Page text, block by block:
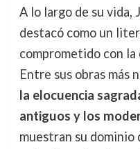
A lo largo de su vida,
destacó como un
comprometido con
Entre sus obras más
la elocuencia
antiguos y los
muestran su